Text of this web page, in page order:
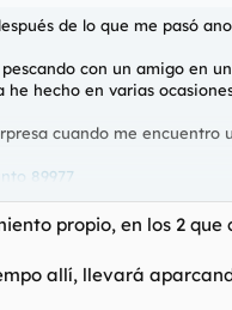
de lo que me pasó
con un amigo en
he hecho en varias
cuando me
89977
fuimos, ya era tarde y
propio, en los 2 que
allí, llevará